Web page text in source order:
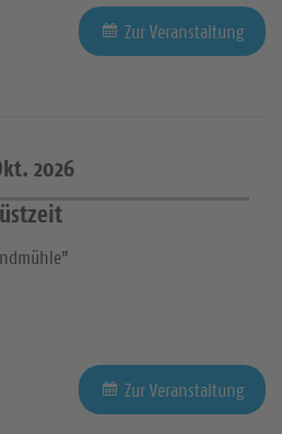
Zur Veranstaltung
2026
Zur Veranstaltung